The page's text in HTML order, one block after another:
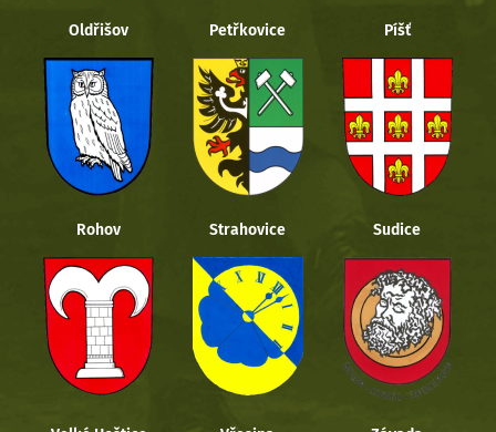
Oldřišov Petřkovice Píšť
Rohov Strahovice Sudice